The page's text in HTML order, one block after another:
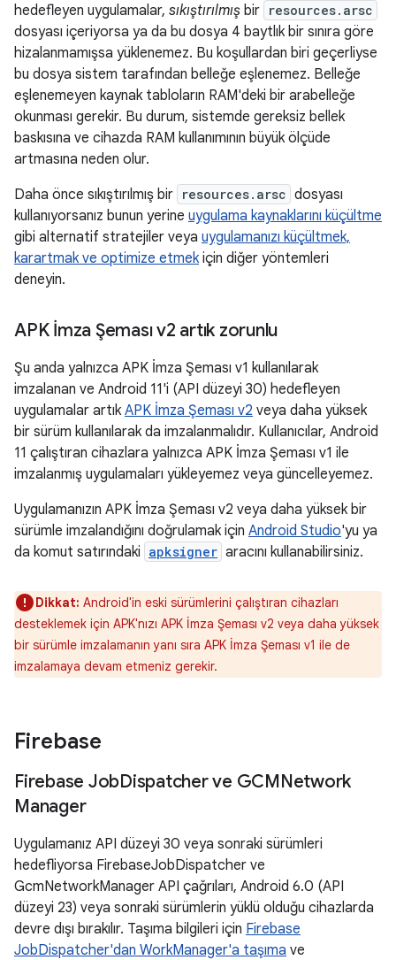
hedefleyen uygulamalar, sıkıştırılmış bir resources.arsc
dosyası içeriyorsa ya da bu dosya 4 baytlık bir sınıra göre
hizalanmamışsa yüklenemez. Bu koşullardan biri geçerliyse
bu dosya sistem tarafından belleğe eşlenemez. Belleğe
eşlenemeyen kaynak tabloların RAM'deki bir arabelleğe
okunması gerekir. Bu durum, sistemde gereksiz bellek
baskısına ve cihazda RAM kullanımının büyük ölçüde
artmasına neden olur.
Daha önce sıkıştırılmış bir resources.arsc dosyası
kullanıyorsanız bunun yerine uygulama kaynaklarını küçültme
gibi alternatif stratejiler veya uygulamanızı küçültmek,
karartmak ve optimize etmekiçin diğer yöntemleri
deneyin.
APK İmza Şeması v2 artık zorunlu
Şu anda yalnızca APK İmza Şeması v1 kullanılarak
imzalanan ve Android 11'i (API düzeyi 30) hedefleyen
uygulamalar artık APK İmza Şeması v2 veya daha yüksek
bir sürüm kullanılarak da imzalanmalıdır. Kullanıcılar, Android
11 çalıştıran cihazlara yalnızca APK İmza Şeması v1 ile
imzalanmış uygulamaları yükleyemez veya güncelleyemez.
Uygulamanızın APK İmza Şeması v2 veya daha yüksek bir
sürümle imzalandığını doğrulamak için Android Studio'yu ya
da komut satırındaki apksigner aracını kullanabilirsiniz.
Dikkat: Android'in eski sürümlerini çalıştıran cihazları
desteklemek için APK'nızı APK İmza Şeması v2 veya daha yüksek
bir sürümle imzalamanın yanı sıra APK İmza Şeması v1 ile de
imzalamaya devam etmeniz gerekir.
Firebase
Firebase JobDispatcher ve GCMNetwork
Manager
Uygulamanız API düzeyi 30 veya sonraki sürümleri
hedefliyorsa FirebaseJobDispatcher ve
GcmNetworkManager API çağrıları, Android 6.0 (API
düzeyi 23) veya sonraki sürümlerin yüklü olduğu cihazlarda
devre dışı bırakılır. Taşıma bilgileri için Firebase
JobDispatcher'dan WorkManager'a taşıma ve